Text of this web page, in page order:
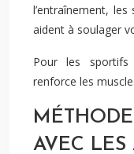
l’entraînement,
aident à soulager
Pour les sportifs
renforce les
AVEC LES